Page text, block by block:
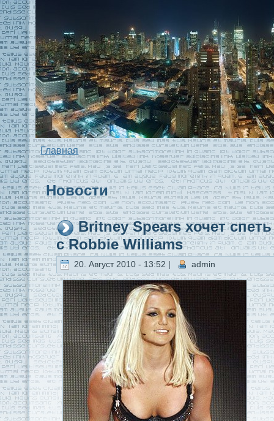
Главная
Новости
Britney Spears xочет
с Robbie Williams
20. Август 2010 - 13:52 | admin